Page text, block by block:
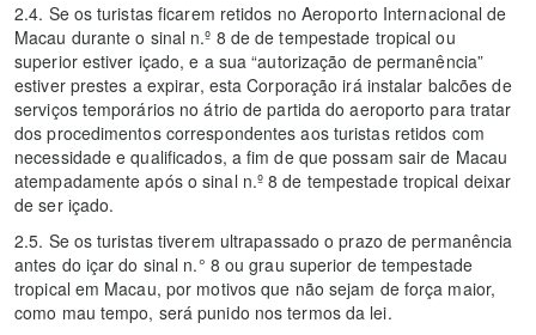
2.4. Se os turistas ficarem retidos no Aeroporto Internacional de
Macau durante o sinal n.º 8 de de tempestade tropical ou
superior estiver içado, e a sua “autorização de permanência”
estiver prestes a expirar, esta Corporação irá instalar balcões de
serviços temporários no átrio de partida do aeroporto para tratar
dos procedimentos correspondentes aos turistas retidos com
necessidade e qualificados, a fim de que possam sair de Macau
atempadamente após o sinal n.º 8 de tempestade tropical deixar
de ser içado.
2.5. Se os turistas tiverem ultrapassado o prazo de permanência
antes do içar do sinal n.° 8 ou grau superior de tempestade
tropical em Macau, por motivos que não sejam de força maior,
como mau tempo, será punido nos termos da lei.